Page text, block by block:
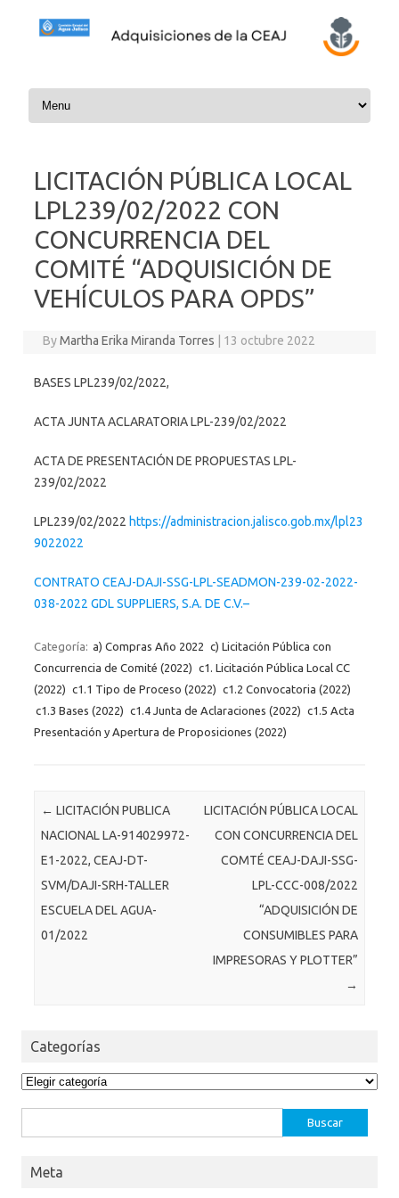
Skip to content
LICITACIÓN PÚBLICA LOCAL
LPL239/02/2022 CON
CONCURRENCIA DEL
COMITÉ “ADQUISICIÓN DE
VEHÍCULOS PARA OPDS”
ByMartha Erika Miranda Torres 13 octubre 2022
BASES LPL239/02/2022,
ACTA JUNTA ACLARATORIA LPL-239/02/2022
ACTA DE PRESENTACIÓN DE PROPUESTAS LPL-
239/02/2022
LPL239/02/2022 https://administracion.jalisco.gob.mx/lpl23
9022022
CONTRATO CEAJ-DAJI-SSG-LPL-SEADMON-239-02-2022-
038-2022 GDL SUPPLIERS, S.A. DE C.V.–
Categoría: a) Compras Año 2022 c) Licitación Pública con
Concurrencia de Comité (2022) c1. Licitación Pública Local CC
(2022) c1.1 Tipo de Proceso (2022) c1.2 Convocatoria (2022)
c1.3 Bases (2022) c1.4 Junta de Aclaraciones (2022) c1.5 Acta
Presentación y Apertura de Proposiciones (2022)
Post navigation
← LICITACIÓN PUBLICA
NACIONAL LA-914029972-
E1-2022, CEAJ-DT-
SVM/DAJI-SRH-TALLER
ESCUELA DEL AGUA-
01/2022
LICITACIÓN PÚBLICA LOCAL
CON CONCURRENCIA DEL
COMTÉ CEAJ-DAJI-SSG-
LPL-CCC-008/2022
“ADQUISICIÓN DE
CONSUMIBLES PARA
IMPRESORAS Y PLOTTER”
→
Categorías
Categorías
Meta